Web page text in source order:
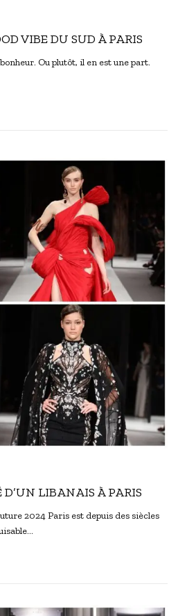
VIBE DU SUD À PARIS
Ou plutôt, il en est une part.
LIBANAIS À PARIS
2024 Paris est depuis des siècles